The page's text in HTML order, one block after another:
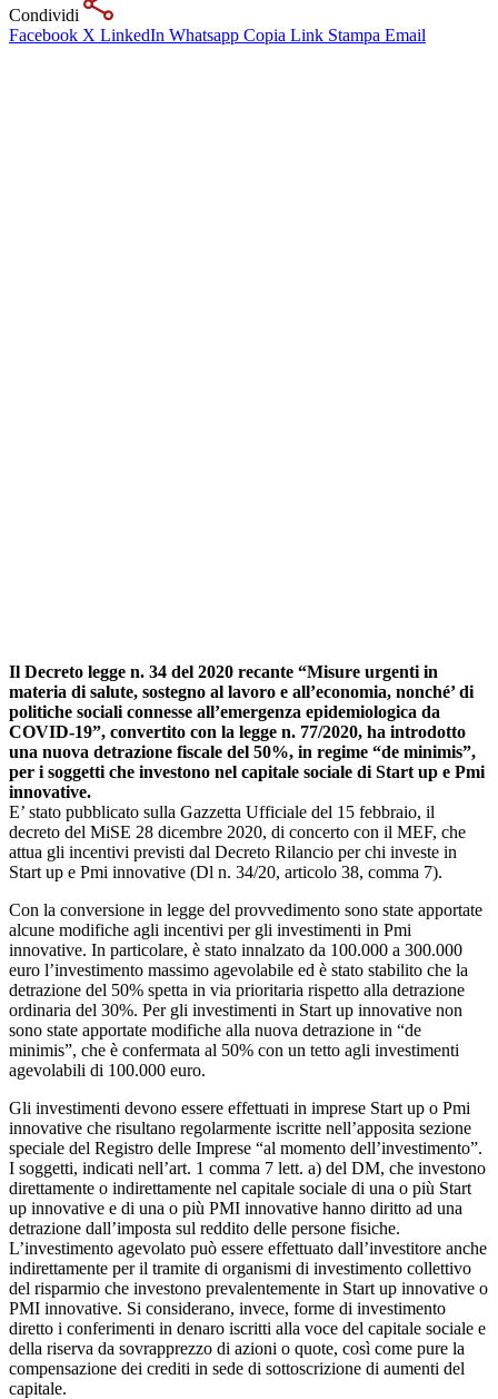
Condividi
Facebook X LinkedIn Whatsapp Copia Link Stampa Email
Il Decreto legge n. 34 del 2020 recante “Misure urgenti in
materia di salute, sostegno al lavoro e all’economia, nonché’ di
politiche sociali connesse all’emergenza epidemiologica da
COVID-19”, convertito con la legge n. 77/2020, ha introdotto
una nuova detrazione fiscale del 50%, in regime “de minimis”,
per i soggetti che investono nel capitale sociale di Start up e Pmi
innovative.
E’ stato pubblicato sulla Gazzetta Ufficiale del 15 febbraio, il
decreto del MiSE 28 dicembre 2020, di concerto con il MEF, che
attua gli incentivi previsti dal Decreto Rilancio per chi investe in
Start up e Pmi innovative (Dl n. 34/20, articolo 38, comma 7).
Con la conversione in legge del provvedimento sono state apportate
alcune modifiche agli incentivi per gli investimenti in Pmi
innovative. In particolare, è stato innalzato da 100.000 a 300.000
euro l’investimento massimo agevolabile ed è stato stabilito che la
detrazione del 50% spetta in via prioritaria rispetto alla detrazione
ordinaria del 30%. Per gli investimenti in Start up innovative non
sono state apportate modifiche alla nuova detrazione in “de
minimis”, che è confermata al 50% con un tetto agli investimenti
agevolabili di 100.000 euro.
Gli investimenti devono essere effettuati in imprese Start up o Pmi
innovative che risultano regolarmente iscritte nell’apposita sezione
speciale del Registro delle Imprese “al momento dell’investimento”.
I soggetti, indicati nell’art. 1 comma 7 lett. a) del DM, che investono
direttamente o indirettamente nel capitale sociale di una o più Start
up innovative e di una o più PMI innovative hanno diritto ad una
detrazione dall’imposta sul reddito delle persone fisiche.
L’investimento agevolato può essere effettuato dall’investitore anche
indirettamente per il tramite di organismi di investimento collettivo
del risparmio che investono prevalentemente in Start up innovative o
PMI innovative. Si considerano, invece, forme di investimento
diretto i conferimenti in denaro iscritti alla voce del capitale sociale e
della riserva da sovrapprezzo di azioni o quote, così come pure la
compensazione dei crediti in sede di sottoscrizione di aumenti del
capitale.